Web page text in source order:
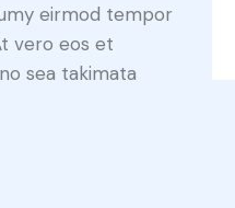
eirmod tempor
vero eos et
sea takimata